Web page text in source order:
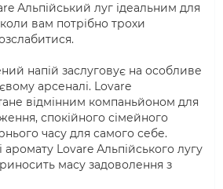
Альпійський луг ідеальним для
вам потрібно трохи
напій заслуговує на особливе
арсеналі. Lovare
відмінним компаньйоном для
спокійного сімейного
часу для самого себе.
аромату Lovare Альпійського лугу
масу задоволення з